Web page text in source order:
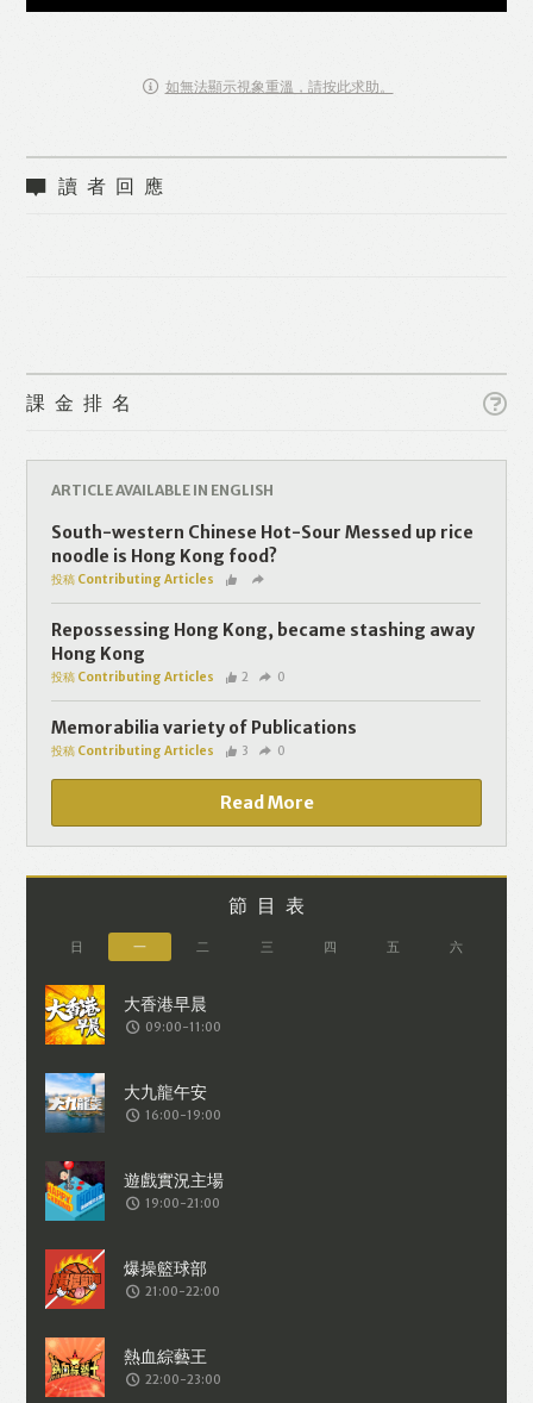
WhatsApp Email
如無法顯示視象重溫，請按此求助。
讀者回應
課金排名
ARTICLE AVAILABLE IN ENGLISH
South-western Chinese Hot-Sour Messed up rice
noodle is Hong Kong food?
投稿 Contributing Articles
Repossessing Hong Kong, became stashing away
Hong Kong
投稿 Contributing Articles 2 0
Memorabilia variety of Publications
投稿 Contributing Articles 3 0
Read More
節目表
日 一 二 三 四 五 六
09:00-11:00
16:00-19:00
19:00-21:00
21:00-22:00
22:00-23:00